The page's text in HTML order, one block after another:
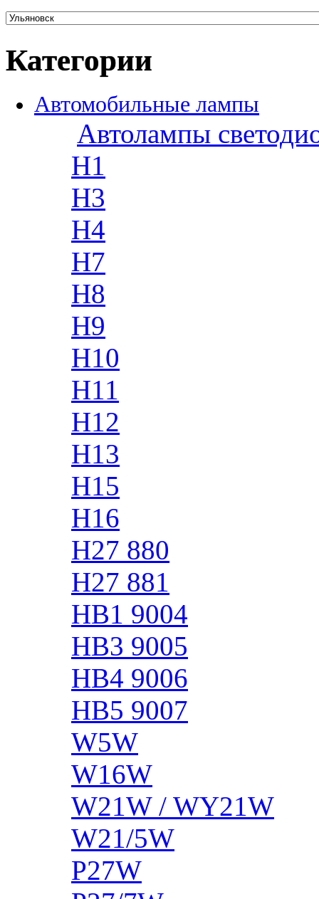
Категории
Автомобильные лампы
Автолампы
H1
H3
H4
H7
H8
H9
H10
H11
H12
H13
H15
H16
H27 880
H27 881
HB1 9004
HB3 9005
HB4 9006
HB5 9007
W5W
W16W
W21W / WY21W
W21/5W
P27W